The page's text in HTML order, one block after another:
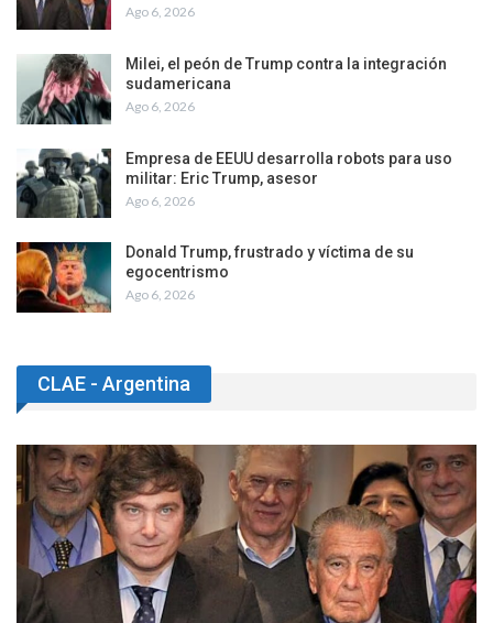
Ago 6, 2026
Milei, el peón de Trump contra la integración
sudamericana
Ago 6, 2026
Empresa de EEUU desarrolla robots para uso
militar: Eric Trump, asesor
Ago 6, 2026
Donald Trump, frustrado y víctima de su
egocentrismo
Ago 6, 2026
CLAE - Argentina